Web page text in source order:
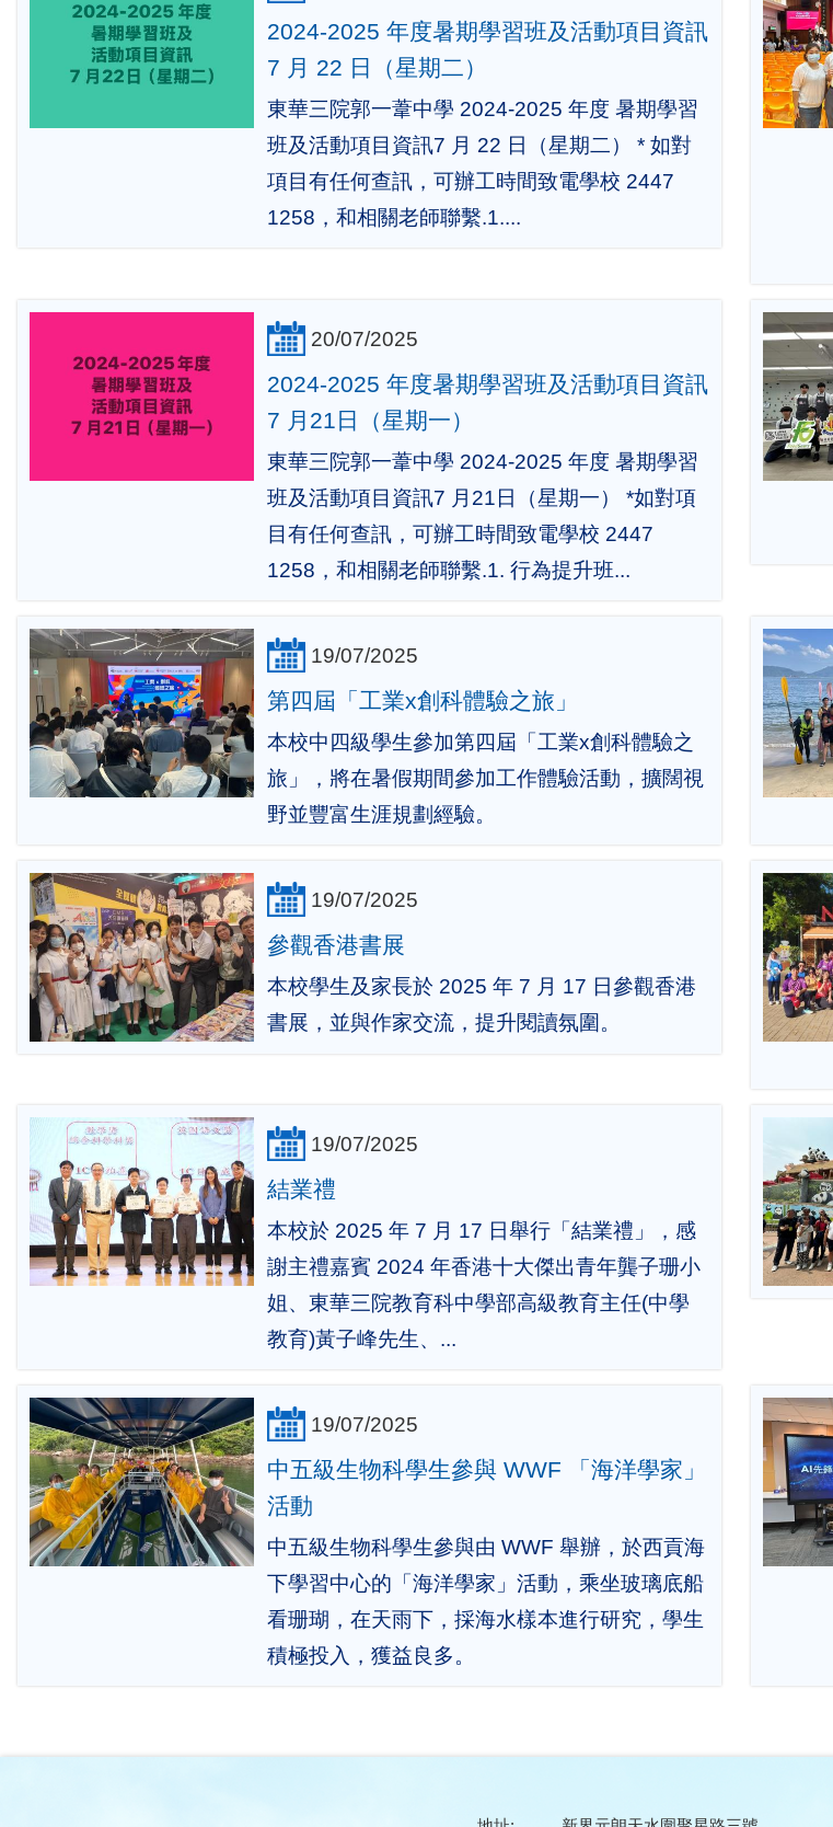
2024-2025 年度暑期學習班及活動項目資訊
7 月 22 日（星期二）
東華三院郭一葦中學 2024-2025 年度 暑期學習
班及活動項目資訊7 月 22 日（星期二） * 如對
項目有任何查訊，可辦工時間致電學校 2447
1258，和相關老師聯繫.1....
20/07/2025
2024-2025 年度暑期學習班及活動項目資訊
7 月21日（星期一）
東華三院郭一葦中學 2024-2025 年度 暑期學習
班及活動項目資訊7 月21日（星期一） *如對項
目有任何查訊，可辦工時間致電學校 2447
1258，和相關老師聯繫.1. 行為提升班...
19/07/2025
第四屆「工業x創科體驗之旅」
本校中四級學生參加第四屆「工業x創科體驗之
旅」，將在暑假期間參加工作體驗活動，擴闊視
野並豐富生涯規劃經驗。
19/07/2025
參觀香港書展
本校學生及家長於 2025 年 7 月 17 日參觀香港
書展，並與作家交流，提升閱讀氛圍。
19/07/2025
結業禮
本校於 2025 年 7 月 17 日舉行「結業禮」，感
謝主禮嘉賓 2024 年香港十大傑出青年龔子珊小
姐、東華三院教育科中學部高級教育主任(中學
教育)黃子峰先生、...
19/07/2025
中五級生物科學生參與 WWF 「海洋學家」
活動
中五級生物科學生參與由 WWF 舉辦，於西貢海
下學習中心的「海洋學家」活動，乘坐玻璃底船
看珊瑚，在天雨下，採海水樣本進行研究，學生
積極投入，獲益良多。